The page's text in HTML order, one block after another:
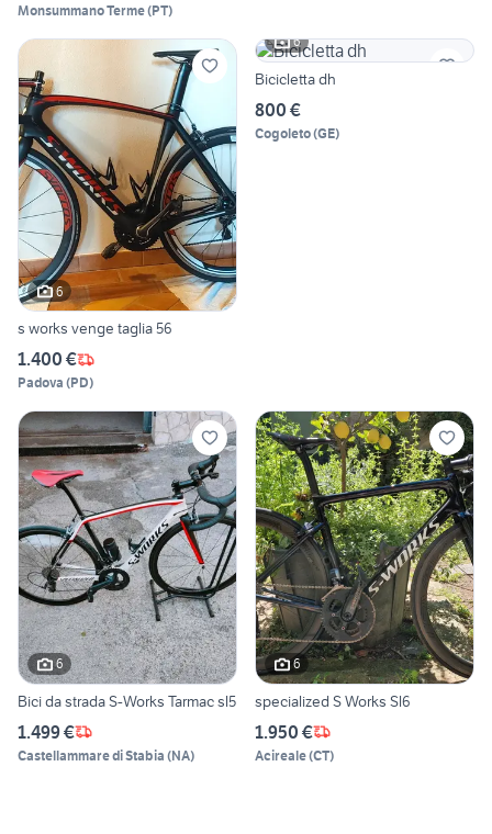
Monsummano Terme(PT)
6
s works venge taglia 56
1.400 €
Padova (PD)
6
Bicicletta dh
800 €
Cogoleto(GE)
6
Bici da strada S-Works Tarmac sl5
1.499 €
Castellammare di Stabia (NA)
6
specialized S Works Sl6
1.950 €
Acireale(CT)